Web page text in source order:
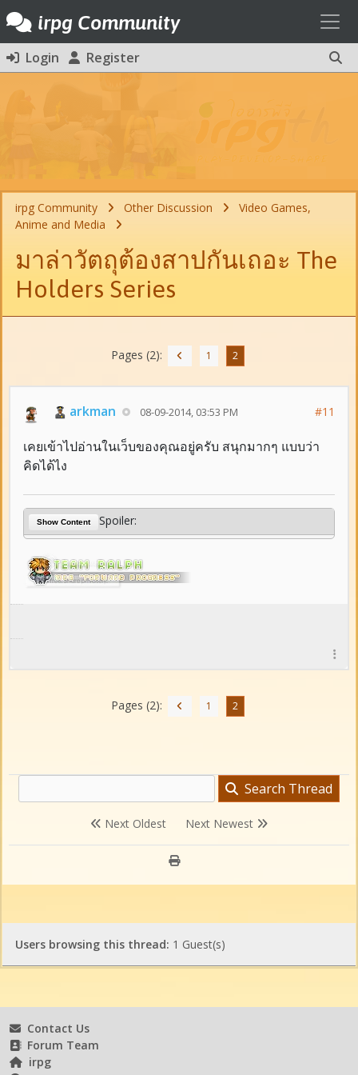
irpg Community
Login Register
irpg Community Other Discussion
Video Games,
Anime and Media
มาล่าวัตถุต้องสาปกันเถอะ The
Holders Series
Pages (2): 1 2
arkman 08-09-2014, 03:53 PM #11
เคยเข้าไปอ่านในเว็บของคุณอยู่ครับ สนุกมากๆ แบบว่า
คิดได้ไง
Show Content Spoiler:
Pages (2): 1 2
Search Thread
Next Oldest Next Newest
Users browsing this thread: 1 Guest(s)
Contact Us
Forum Team
irpg